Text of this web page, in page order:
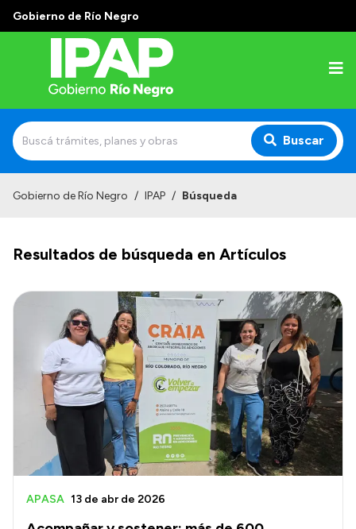
Gobierno de Río Negro
Buscar
El IPAP
Autoridades
Alumnos
Docentes y Capacitadores
Delegaciones
Normativa
Accesos directos
SIU GUARANÍ
Gobierno de Río Negro / IPAP / Búsqueda
Resultados de búsqueda en Artículos
APASA 13 de abr de 2026